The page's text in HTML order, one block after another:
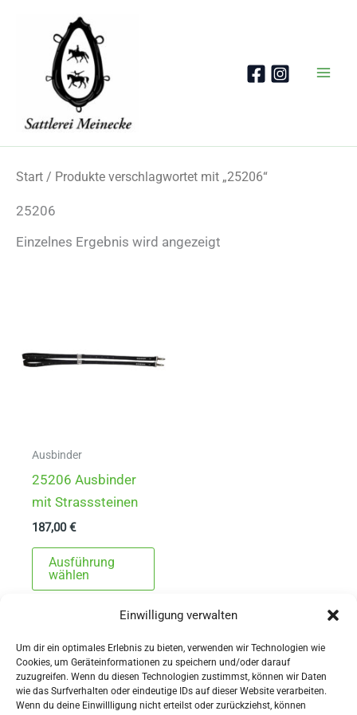
Einwilligung verwalten
Um dir ein optimales Erlebnis zu bieten, verwenden wir Technologien wie
Cookies, um Geräteinformationen zu speichern und/oder darauf
zuzugreifen. Wenn du diesen Technologien zustimmst, können wir Daten
wie das Surfverhalten oder eindeutige IDs auf dieser Website verarbeiten.
Wenn du deine Einwillligung nicht erteilst oder zurückziehst, können
Start / Produkte verschlagwortet mit „25206“
25206
Einzelnes Ergebnis wird angezeigt
Ausbinder
25206 Ausbinder
mit Strasssteinen
187,00€
Ausführung
wählen
Dieses
mehrere
Varianten
auf.
Die
Optionen